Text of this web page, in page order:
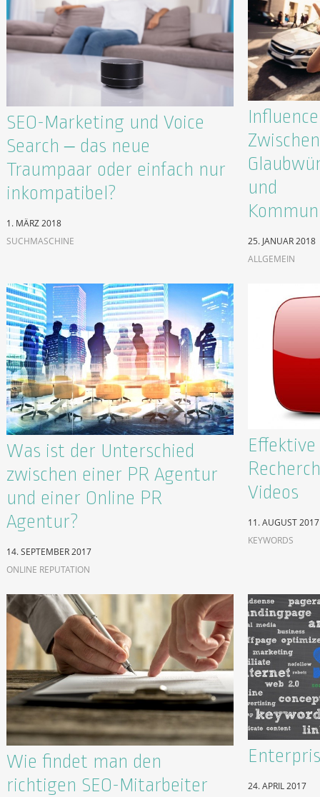
SEO-Marketing und Voice
Search – das neue
Traumpaar oder einfach nur
inkompatibel?
1. MÄRZ 2018
SUCHMASCHINE
Zwischen
und
25. JANUAR 2018
ALLGEMEIN
Was ist der Unterschied
zwischen einer PR Agentur
und einer Online PR
Agentur?
14. SEPTEMBER 2017
ONLINE REPUTATION
Videos
11. AUGUST 2017
KEYWORDS
Wie findet man den
richtigen SEO-Mitarbeiter
24. APRIL 2017